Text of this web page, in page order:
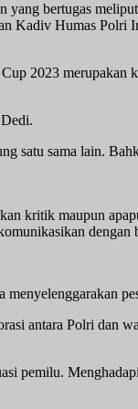
bertugas
Kadiv Humas
2023
satu sama lain.
kritik maupun
dengan
antara Polri dan
pemilu.